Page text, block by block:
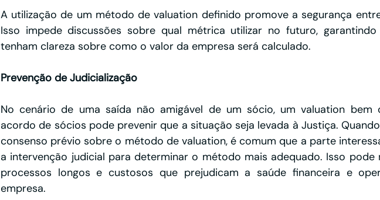
A utilização de um método de valuation definido promove a segurança
Isso impede discussões sobre qual métrica utilizar no futuro,
tenham clareza sobre como o valor da empresa será calculado.
Prevenção de Judicialização
No cenário de uma saída não amigável de um sócio, um valuation bem
acordo de sócios pode prevenir que a situação seja levada à Justiça.
consenso prévio sobre o método de valuation, é comum que a parte
a intervenção judicial para determinar o método mais adequado. Isso pode
processos longos e custosos que prejudicam a saúde financeira e
empresa.